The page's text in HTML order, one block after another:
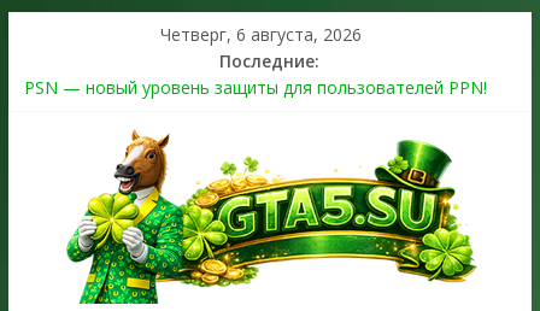
Четверг, 6 августа, 2026
Последние:
PSN — новый уровень защиты для пользователей PPN!
The Kortz Center Heist выйдет в GTA Online уже 14 июля
Регистрация в Rockstar Games Social Club ошибка #1.500.7:
как зарегистрировать аккаунт и войти без проблем в 2026
Получайте особые награды в GTA Online по программе
Fine Art Collector
GTA 6 официальная обложка игры и Предзаказ Grand Theft